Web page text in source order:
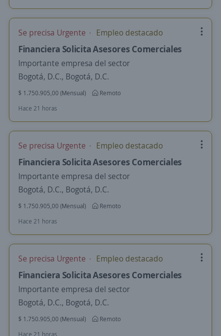
Se precisa Urgente Empleo destacado
Financiera Solicita Asesores Comerciales
Importante empresa del sector
Bogotá, D.C., Bogotá, D.C.
$ 1.750.905,00 (Mensual)
Remoto
Hace 21 horas
Se precisa Urgente Empleo destacado
Financiera Solicita Asesores Comerciales
Importante empresa del sector
Bogotá, D.C., Bogotá, D.C.
$ 1.750.905,00 (Mensual)
Remoto
Hace 21 horas
Se precisa Urgente Empleo destacado
Financiera Solicita Asesores Comerciales
Importante empresa del sector
Bogotá, D.C., Bogotá, D.C.
$ 1.750.905,00 (Mensual)
Remoto
Hace 21 horas